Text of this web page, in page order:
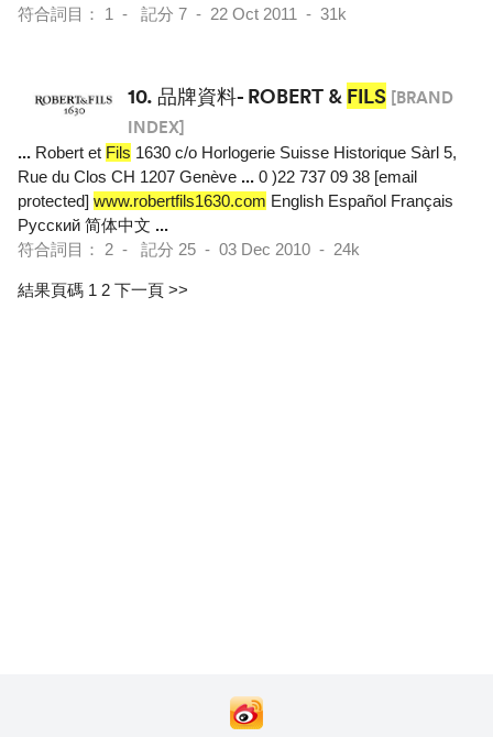
符合詞目： 1 - 記分 7 - 22 Oct 2011 - 31k
10. 品牌資料- ROBERT & FILS [BRAND
INDEX]
... Robert et Fils 1630 c/o Horlogerie Suisse Historique Sàrl 5,
Rue du Clos CH 1207 Genève ... 0 )22 737 09 38 [email
protected] www.robertfils1630.com English Español Français
Pусский 简体中文 ...
符合詞目： 2 - 記分 25 - 03 Dec 2010 - 24k
結果頁碼 1 2 下一頁 >>